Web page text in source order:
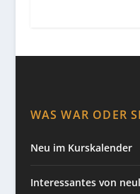
WAS WAR ODER
Neu im Kurskalender
Interessantes von